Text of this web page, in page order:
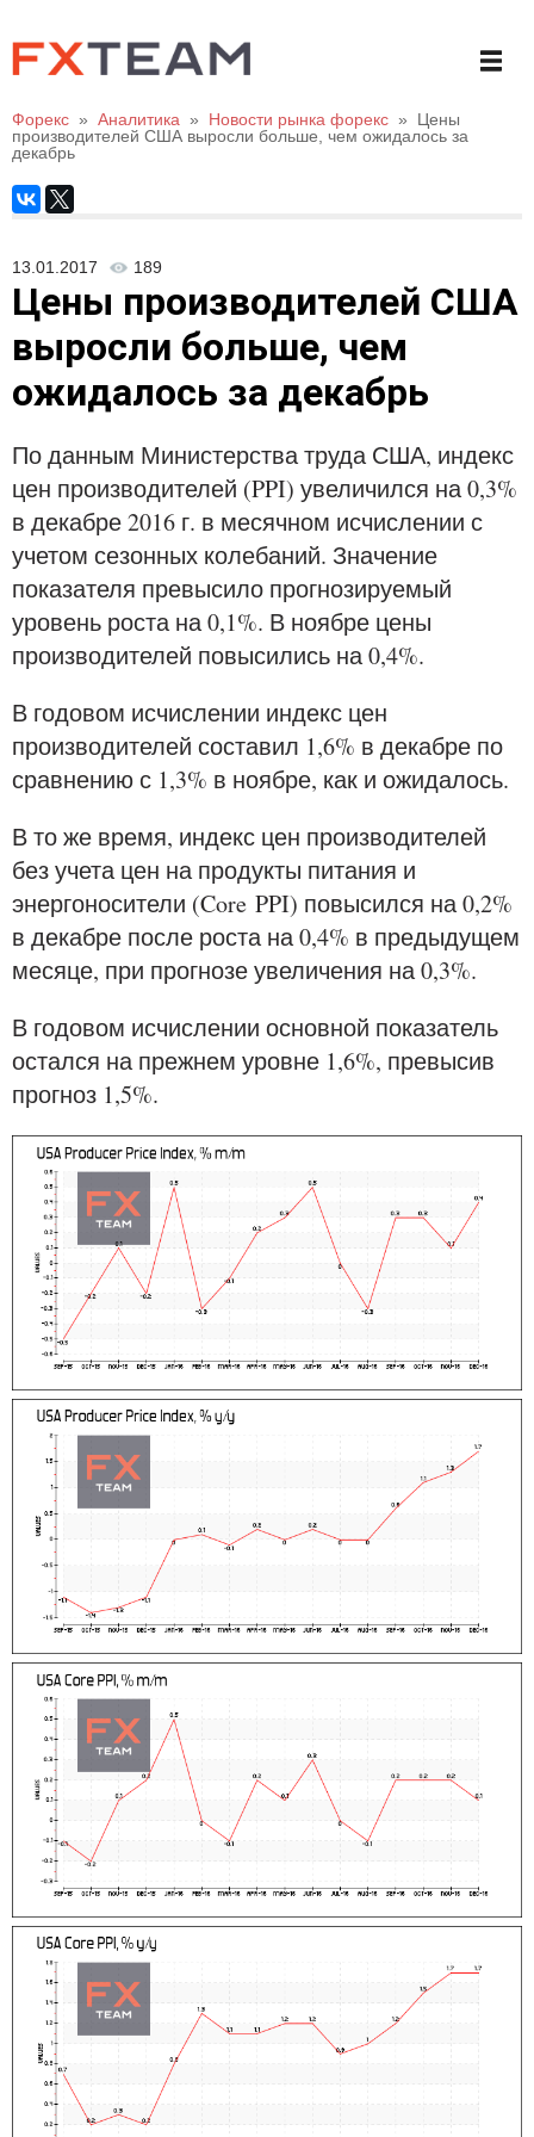
Форекс » Аналитика » Новости рынка форекс »
Цены
производителей США выросли больше, чем ожидалось за
декабрь
13.01.2017 189
Цены производителей США
выросли больше, чем
ожидалось за декабрь
По данным Министерства труда США, индекс
цен производителей (PPI) увеличился на 0,3%
в декабре 2016 г. в месячном исчислении с
учетом сезонных колебаний. Значение
показателя превысило прогнозируемый
уровень роста на 0,1%. В ноябре цены
производителей повысились на 0,4%.
В годовом исчислении индекс цен
производителей составил 1,6% в декабре по
сравнению с 1,3% в ноябре, как и ожидалось.
В то же время, индекс цен производителей
без учета цен на продукты питания и
энергоносители (Core PPI) повысился на 0,2%
в декабре после роста на 0,4% в предыдущем
месяце, при прогнозе увеличения на 0,3%.
В годовом исчислении основной показатель
остался на прежнем уровне 1,6%, превысив
прогноз 1,5%.